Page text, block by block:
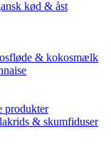
kød & åst
& kokosmælk
produkter
& skumfiduser